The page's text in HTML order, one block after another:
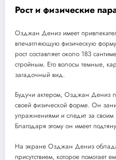
Рост и физические
Озджан Дениз имеет
впечатляющую физическую
рост составляет около 183
стройным. Его волосы темные,
загадочный вид.
Будучи актером, Озджан Дениз
своей физической форме. Он
упражнениями и следит за
Благодаря этому он имеет
На экране Озджан Дениз
присутствием, которое помогает